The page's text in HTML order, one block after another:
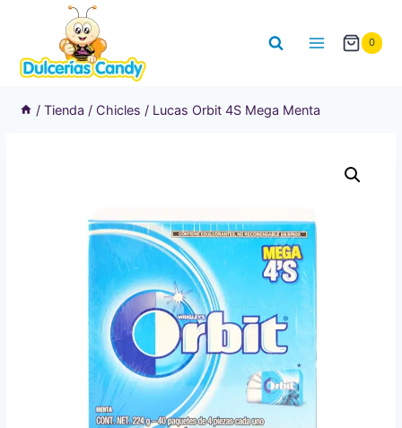
contenido
0
/ Tienda / Chicles / Lucas Orbit 4S Mega Menta